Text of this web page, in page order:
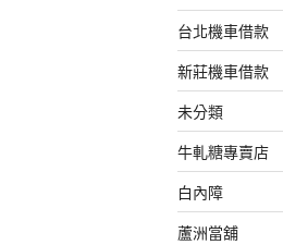
台北機車借款
新莊機車借款
未分類
牛軋糖專賣店
白內障
蘆洲當舖